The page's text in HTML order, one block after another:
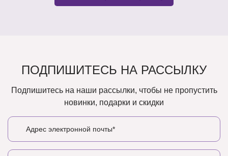
ПОДПИШИТЕСЬ НА РАССЫЛКУ
Подпишитесь на наши рассылки, чтобы не пропустить
новинки, подарки и скидки